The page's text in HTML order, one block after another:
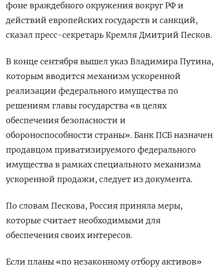
фоне враждебного окружения вокруг РФ и
действий европейских государств и санкций,
сказал пресс-секретарь Кремля Дмитрий Песков.
В конце сентября вышел указ Владимира Путина,
которым вводится механизм ускоренной
реализации федерального имущества по
решениям главы государства «в целях
обеспечения безопасности и
обороноспособности страны». Банк ПСБ назначен
продавцом приватизируемого федерального
имущества в рамках специального механизма
ускоренной продажи, следует из документа.
По словам Пескова, Россия приняла меры,
которые считает необходимыми для
обеспечения своих интересов.
Если планы «по незаконному отбору активов»